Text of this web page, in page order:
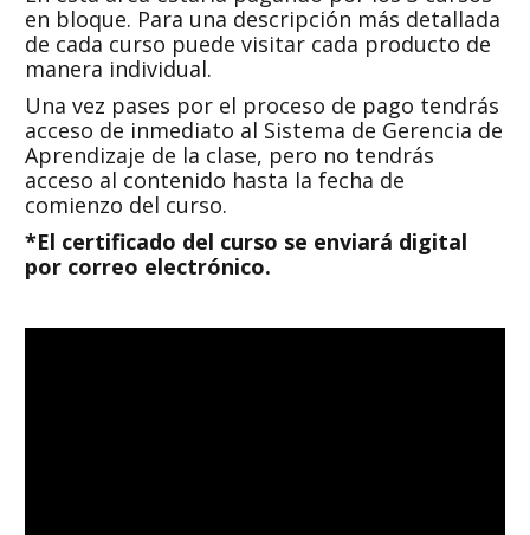
en bloque. Para una descripción más detallada
de cada curso puede visitar cada producto de
manera individual.
Una vez pases por el proceso de pago tendrás
acceso de inmediato al Sistema de Gerencia de
Aprendizaje de la clase, pero no tendrás
acceso al contenido hasta la fecha de
comienzo del curso.
*El certificado del curso se enviará digital
por correo electrónico.